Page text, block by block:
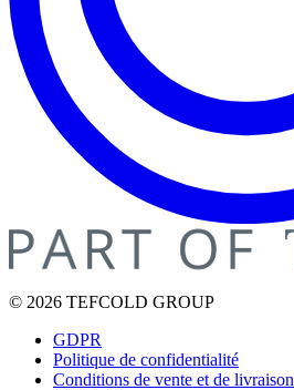
© 2026 TEFCOLD GROUP
GDPR
Politique de confidentialité
Conditions de vente et de livraison